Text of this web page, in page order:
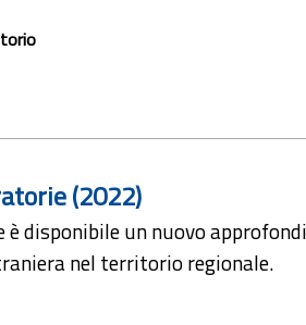
(2022)
disponibile un nuovo
nel territorio regionale.